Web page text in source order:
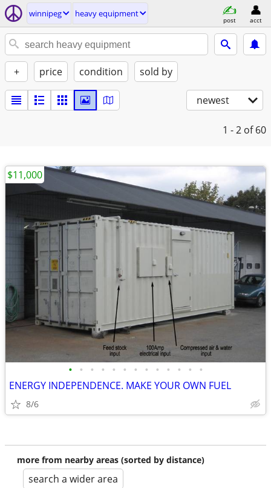
winnipeg heavy equipment
post acct
+ price condition sold by
newest
1 - 2 of 60
• • • • • • • • • • • • •
ENERGY INDEPENDENCE. MAKE YOUR OWN FUEL
8/6
$11,000
more from nearby areas (sorted by distance)
search a wider area